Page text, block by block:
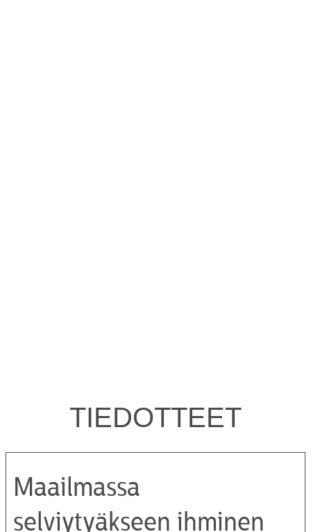
TIEDOTTEET
Maailmassa
selviytyäkseen ihminen